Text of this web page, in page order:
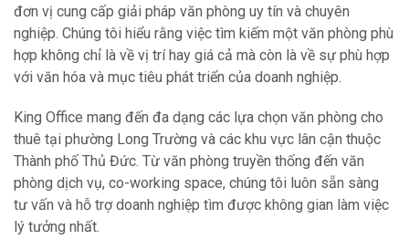
đơn vị cung cấp giải pháp văn phòng uy tín và chuyên
nghiệp. Chúng tôi hiểu rằng việc tìm kiếm một văn phòng phù
hợp không chỉ là về vị trí hay giá cả mà còn là về sự phù hợp
với văn hóa và mục tiêu phát triển của doanh nghiệp.
King Office mang đến đa dạng các lựa chọn văn phòng cho
thuê tại phường Long Trường và các khu vực lân cận thuộc
Thành phố Thủ Đức. Từ văn phòng truyền thống đến văn
phòng dịch vụ, co-working space, chúng tôi luôn sẵn sàng
tư vấn và hỗ trợ doanh nghiệp tìm được không gian làm việc
lý tưởng nhất.